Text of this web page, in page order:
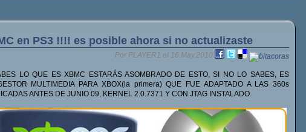
en PS3 !!!! es posible ahora si no actualizaste
Por PLAYER1 el 16.May.2010
LO QUE ES XBMC ESTARÁS ASOMBRADO DE ESTO, SI NO LO SABES, ES
MULTIMEDIA PARA XBOX(la primera) QUE FUE ADAPTADO A LAS 360s
ANTES DE JUNIO 09, KERNEL 2.0.7371 Y CON JTAG INSTALADO.